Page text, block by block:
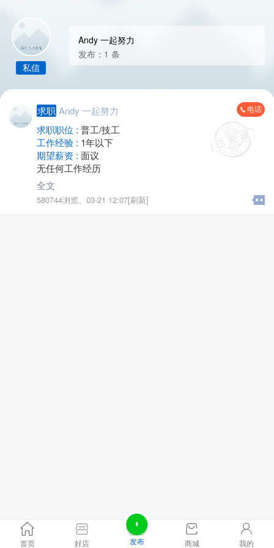
私信
Andy 一起努力
发布：1 条
求职 Andy 一起努力 电话
求职职位 : 普工/技工
工作经验 : 1年以下
期望薪资 : 面议
无任何工作经历
全文
580744浏览、 03-21 12:07[刷新]
首页 好店 发布 商城 我的